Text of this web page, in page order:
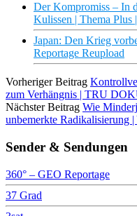
Der Kompromiss – In
Kulissen | Thema Plus
Japan: Den Krieg
Reportage Reupload
Vorheriger Beitrag
zum Verhängnis | TRU
Nächster Beitrag Wie
unbemerkte Radikalisierung
Sender & Sendungen
360° – GEO Reportage
37 Grad